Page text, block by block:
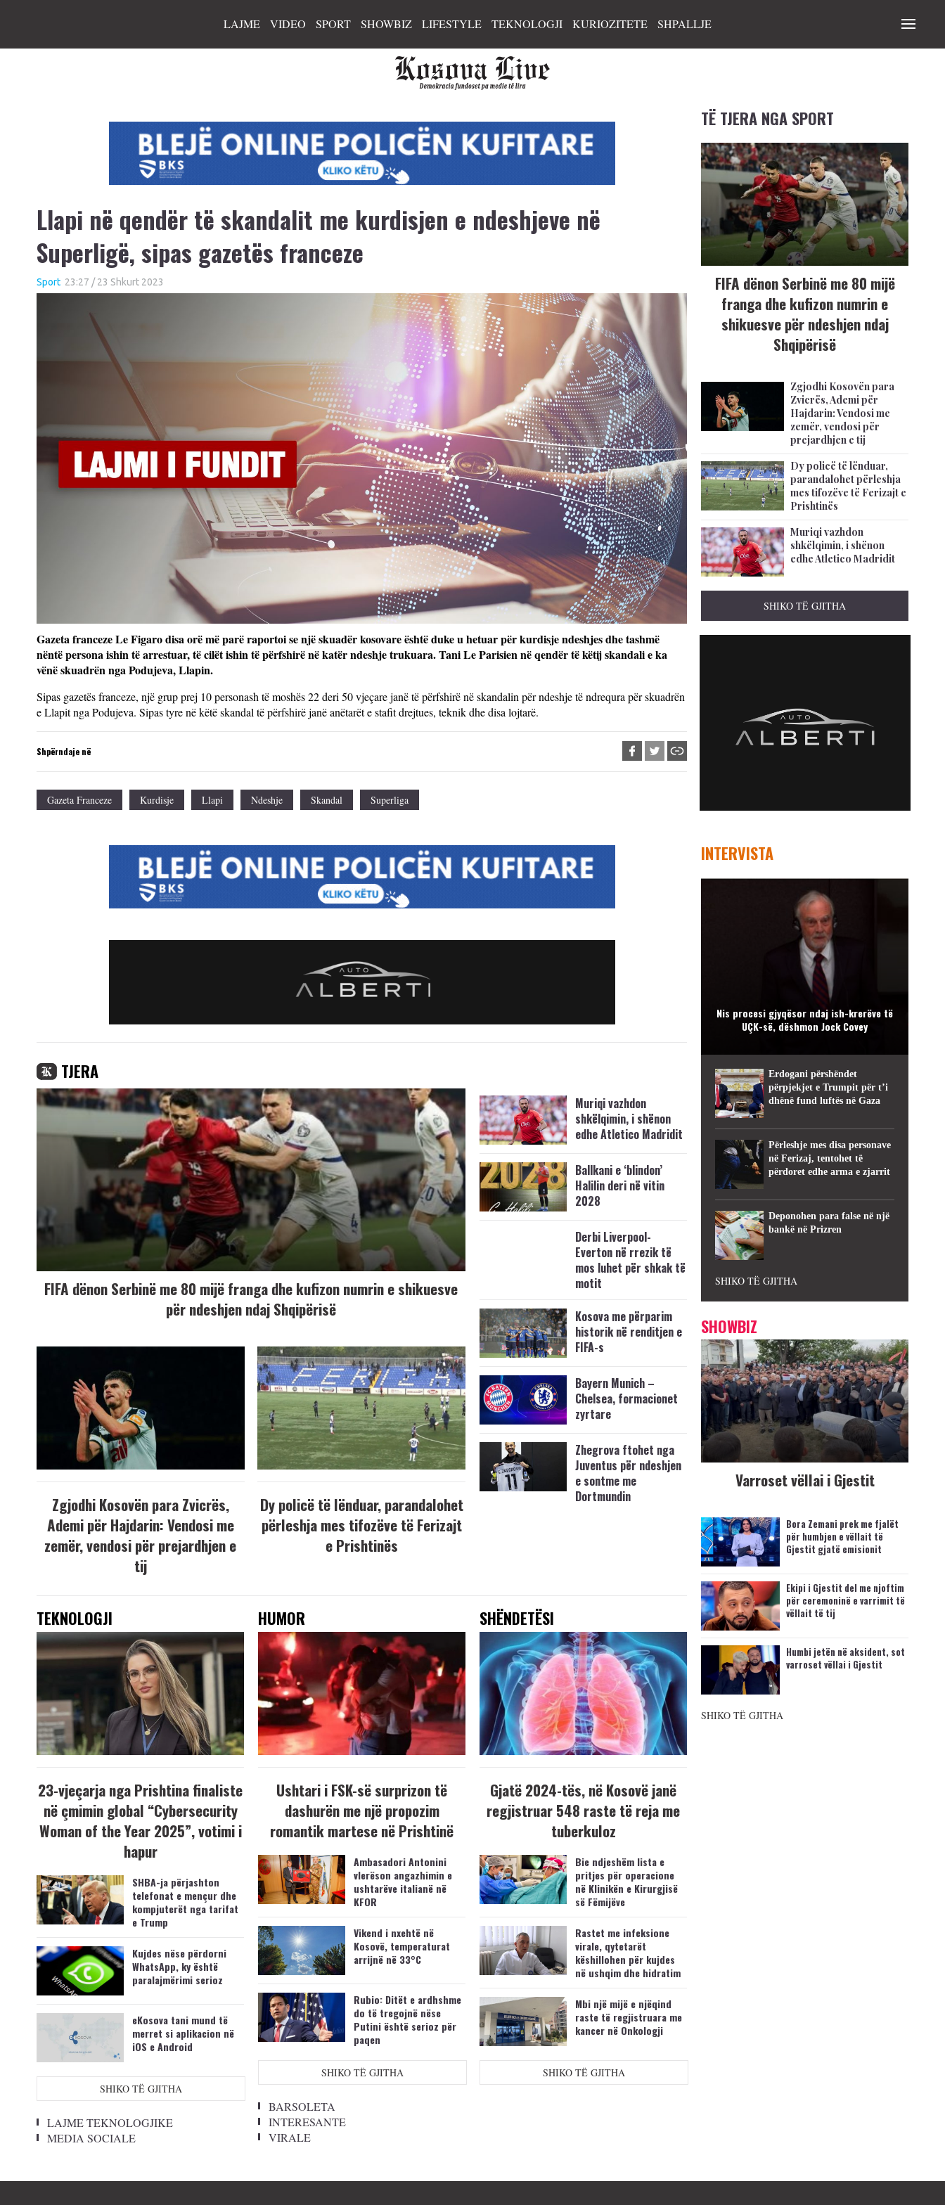
LAJME VIDEO SPORT SHOWBIZ LIFESTYLE TEKNOLOGJI KURIOZITETE SHPALLJE
Llapi në qendër të skandalit me kurdisjen e ndeshjeve në
Superligë, sipas gazetës franceze
Sport 23:27 / 23 Shkurt 2023
Gazeta franceze Le Figaro disa orë më parë raportoi se një skuadër kosovare është duke u hetuar për kurdisje ndeshjes dhe tashmë
nëntë persona ishin të arrestuar, të cilët ishin të përfshirë në katër ndeshje trukuara. Tani Le Parisien në qendër të këtij skandali e ka
vënë skuadrën nga Podujeva, Llapin.
Sipas gazetës franceze, një grup prej 10 personash të moshës 22 deri 50 vjeçare janë të përfshirë në skandalin për ndeshje të ndrequra për skuadrën
e Llapit nga Podujeva. Sipas tyre në këtë skandal të përfshirë janë anëtarët e stafit drejtues, teknik dhe disa lojtarë.
Shpërndaje në
Gazeta Franceze Kurdisje Llapi Ndeshje Skandal Superliga
TJERA
FIFA dënon Serbinë me 80 mijë franga dhe kufizon numrin e shikuesve
për ndeshjen ndaj Shqipërisë
Zgjodhi Kosovën para Zvicrës,
Ademi për Hajdarin: Vendosi me
zemër, vendosi për prejardhjen e
tij
Dy policë të lënduar, parandalohet
përleshja mes tifozëve të Ferizajt
e Prishtinës
Muriqi vazhdon
shkëlqimin, i shënon
edhe Atletico Madridit
Ballkani e ‘blindon’
Halilin deri në vitin
2028
Derbi Liverpool-
Everton në rrezik të
mos luhet për shkak të
motit
Kosova me përparim
historik në renditjen e
FIFA-s
Bayern Munich –
Chelsea, formacionet
zyrtare
Zhegrova ftohet nga
Juventus për ndeshjen
e sontme me
Dortmundin
TEKNOLOGJI
23-vjeçarja nga Prishtina finaliste
në çmimin global “Cybersecurity
Woman of the Year 2025”, votimi i
hapur
SHBA-ja përjashton
telefonat e mençur dhe
kompjuterët nga tarifat
e Trump
Kujdes nëse përdorni
WhatsApp, ky është
paralajmërimi serioz
eKosova tani mund të
merret si aplikacion në
iOS e Android
SHIKO TË GJITHA
LAJME TEKNOLOGJIKE
MEDIA SOCIALE
HUMOR
Ushtari i FSK-së surprizon të
dashurën me një propozim
romantik martese në Prishtinë
Ambasadori Antonini
vlerëson angazhimin e
ushtarëve italianë në
KFOR
Vikend i nxehtë në
Kosovë, temperaturat
arrijnë në 33°C
Rubio: Ditët e ardhshme
do të tregojnë nëse
Putini është serioz për
paqen
SHIKO TË GJITHA
BARSOLETA
INTERESANTE
VIRALE
SHËNDETËSI
Gjatë 2024-tës, në Kosovë janë
regjistruar 548 raste të reja me
tuberkuloz
Bie ndjeshëm lista e
pritjes për operacione
në Klinikën e Kirurgjisë
së Fëmijëve
Rastet me infeksione
virale, qytetarët
këshillohen për kujdes
në ushqim dhe hidratim
Mbi një mijë e njëqind
raste të regjistruara me
kancer në Onkologji
SHIKO TË GJITHA
TË TJERA NGA SPORT
FIFA dënon Serbinë me 80 mijë
franga dhe kufizon numrin e
shikuesve për ndeshjen ndaj
Shqipërisë
Zgjodhi Kosovën para
Zvicrës, Ademi për
Hajdarin: Vendosi me
zemër, vendosi për
prejardhjen e tij
Dy policë të lënduar,
parandalohet përleshja
mes tifozëve të Ferizajt e
Prishtinës
Muriqi vazhdon
shkëlqimin, i shënon
edhe Atletico Madridit
SHIKO TË GJITHA
INTERVISTA
Nis procesi gjyqësor ndaj ish-krerëve të
UÇK-së, dëshmon Jock Covey
Erdogani përshëndet
përpjekjet e Trumpit për t’i
dhënë fund luftës në Gaza
Përleshje mes disa personave
në Ferizaj, tentohet të
përdoret edhe arma e zjarrit
Deponohen para false në një
bankë në Prizren
SHIKO TË GJITHA
SHOWBIZ
Varroset vëllai i Gjestit
Bora Zemani prek me fjalët
për humbjen e vëllait të
Gjestit gjatë emisionit
Ekipi i Gjestit del me njoftim
për ceremoninë e varrimit të
vëllait të tij
Humbi jetën në aksident, sot
varroset vëllai i Gjestit
SHIKO TË GJITHA